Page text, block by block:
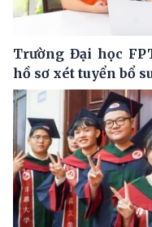
Trường Đại học
hồ sơ xét tuyển bổ